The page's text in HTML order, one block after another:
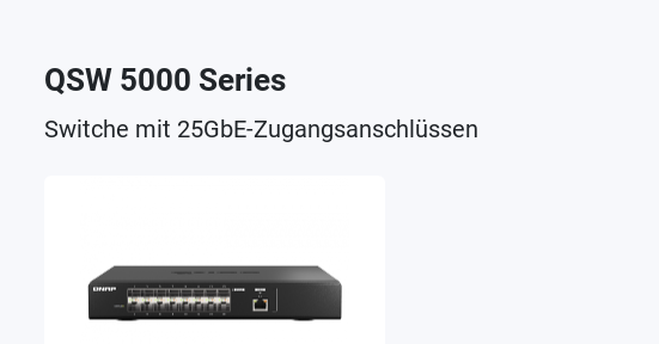
QSW 5000 Series
Switche mit 25GbE-Zugangsanschlüssen